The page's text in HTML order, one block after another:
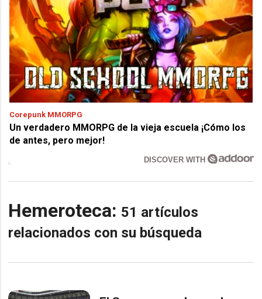
Corepunk MMORPG
Un verdadero MMORPG de la vieja escuela ¡Cómo los
de antes, pero mejor!
DISCOVER WITH
Hemeroteca: 51 artículos
relacionados con su búsqueda